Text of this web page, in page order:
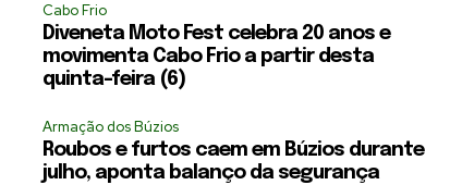
Cabo Frio
Diveneta Moto Fest celebra 20 anos e
movimenta Cabo Frio a partir desta
quinta-feira (6)
Armação dos Búzios
Roubos e furtos caem em Búzios durante
julho, aponta balanço da segurança